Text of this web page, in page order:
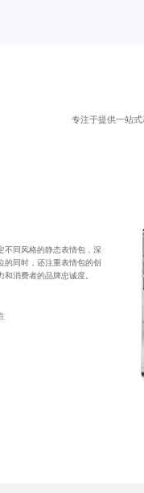
专注于提供一站
不同风格的静态表情包，深
的同时，还注重表情包的创
消费者的品牌忠诚度。